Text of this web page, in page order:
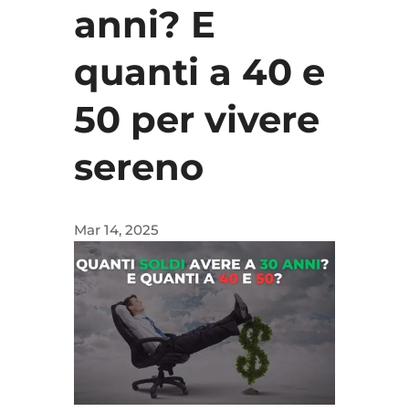
anni? E
quanti a 40 e
50 per vivere
sereno
Mar 14, 2025